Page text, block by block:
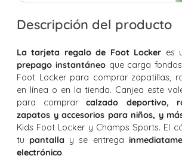
Descripción del producto
La tarjeta regalo de Foot Locker es
prepago instantáneoque carga
Foot Locker para comprar zapatillas,
en línea o en la tienda. Canjea este
para comprarcalzado deportivo,
zapatos y accesorios para niños, y
Kids Foot Locker y Champs Sports. El
tu pantalla y se entrega
electrónico.